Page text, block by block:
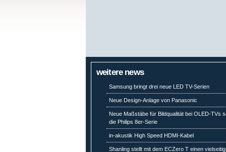
weitere news
Samsung bringt drei neue LED TV-Serien
Neue Design-Anlage von Panasonic
Neue Maßstäbe für Bildqualität bei OLED-TVs
die Philips 8er-Serie
in-akustik High Speed HDMI-Kabel
Shanling stellt mit dem ECZero T einen